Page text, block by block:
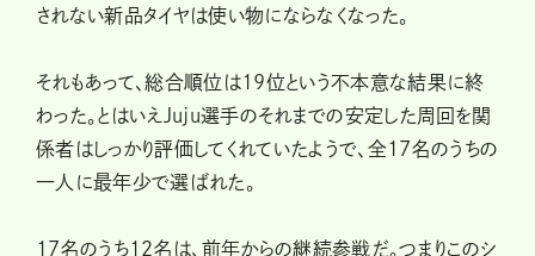
されない新品タイヤは使い物にならなくなった。
それもあって、総合順位は19位という不本意な結果に終
わった。とはいえJuju選手のそれまでの安定した周回を関
係者はしっかり評価してくれていたようで、全17名のうちの
一人に最年少で選ばれた。
17名のうち12名は、前年からの継続参戦だ。つまりこのシ